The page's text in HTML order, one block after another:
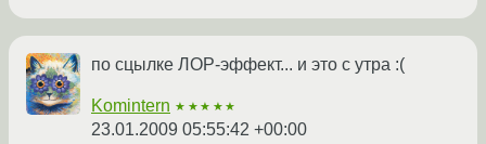
по сцылке ЛОР-эффект... и это с утра :(
Komintern ★★★★★
23.01.2009 05:55:42 +00:00